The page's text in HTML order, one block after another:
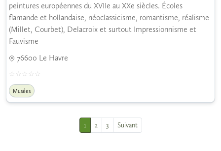
peintures européennes du XVIIe au XXe siècles. Écoles
flamande et hollandaise, néoclassicisme, romantisme, réalisme
(Millet, Courbet), Delacroix et surtout Impressionnisme et
Fauvisme
76600 Le Havre
Musées
1 2 3 Suivant